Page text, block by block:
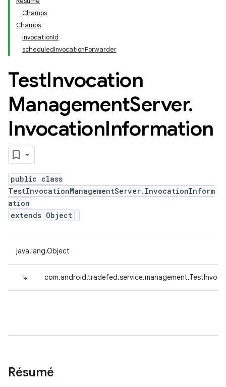
Champs
Champs
invocationId
scheduledInvocationForwarder
TestInvocation
ManagementServer.
InvocationInformation
public class
TestInvocationManagementServer.InvocationInform
ation
extends Object
java.lang.Object
↳
Résumé